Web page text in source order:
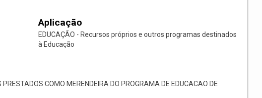
Aplicação
EDUCAÇÃO - Recursos próprios e outros programas destinados
à Educação
COMO MERENDEIRA DO PROGRAMA DE EDUCACAO DE